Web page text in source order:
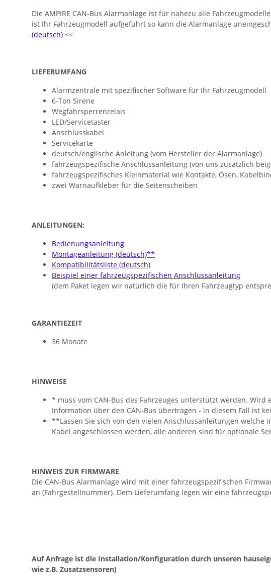
Die AMPIRE CAN-Bus Alarmanlage ist für nahezu alle
ist Ihr Fahrzeugmodell aufgeführt so kann die Alarmanlage
(deutsch) <<
LIEFERUMFANG
Alarmzentrale mit spezifischer Software für Ihr Fahrzeugmodell
6-Ton Sirene
Wegfahrsperrenrelais
LED/Servicetaster
Anschlusskabel
Servicekarte
deutsch/englische Anleitung (vom Hersteller der Alarmanlage)
fahrzeugspezifische Anschlussanleitung (von uns zusätzlich
fahrzeugspezifisches Kleinmaterial wie Kontakte, Ösen,
zwei Warnaufkleber für die Seitenscheiben
ANLEITUNGEN:
Bedienungsanleitung
Montageanleitung (deutsch)**
Kompatibilitätsliste (deutsch)
Beispiel einer fahrzeugspezifischen Anschlussanleitung
(dem Paket legen wir natürlich die für Ihren Fahrzeugtyp
GARANTIEZEIT
36 Monate
HINWEISE
* muss vom CAN-Bus des Fahrzeuges unterstützt werden.
Information über den CAN-Bus übertragen - in diesem Fall ist
**Lassen Sie sich von den vielen Anschlussanleitungen
Kabel angeschlossen werden, alle anderen sind für optionale
HINWEIS ZUR FIRMWARE
Die CAN-Bus Alarmanlage wird mit einer fahrzeugspezifischen
an (Fahrgestellnummer). Dem Lieferumfang legen wir eine
Auf Anfrage ist die Installation/Konfiguration durch unseren
wie z.B. Zusatzsensoren)